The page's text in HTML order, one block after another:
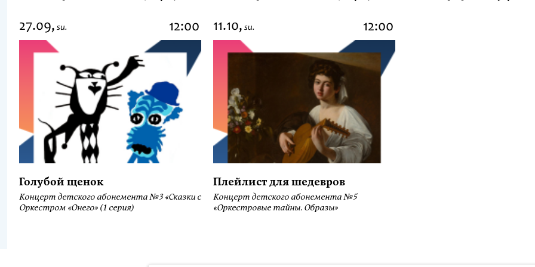
27.09, su. 12:00
Голубой щенок
Концерт детского абонемента №3 «Сказки с
Оркестром «Онего» (1 серия)
11.10, su. 12:00
Плейлист для шедевров
Концерт детского абонемента №5
«Оркестровые тайны. Образы»